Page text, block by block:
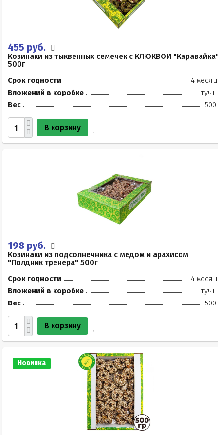
455 руб.
Козинаки из тыквенных семечек с КЛЮКВОЙ
500г
Срок годности
4
Вложений в коробке
Вес
500
В корзину
198 руб.
Козинаки из подсолнечника с медом и арахисом
"Полдник тренера" 500г
Срок годности
4
Вложений в коробке
Вес
500
В корзину
Новинка